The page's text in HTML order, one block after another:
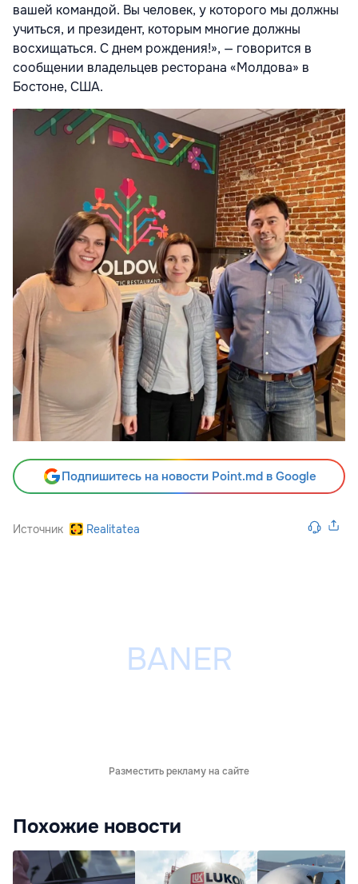
вашей командой. Вы человек, у которого мы должны
учиться, и президент, которым многие должны
восхищаться. С днем рождения!», — говорится в
сообщении владельцев ресторана «Молдова» в
Бостоне, США.
Подпишитесь на новости Point.md в Google
Источник Realitatea
Разместить рекламу на сайте
Похожие новости